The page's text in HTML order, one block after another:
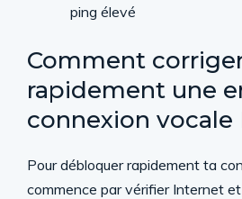
ping élevé
Comment
rapidement une
connexion vocale
Pour débloquer rapidement ta
commence par vérifier Internet